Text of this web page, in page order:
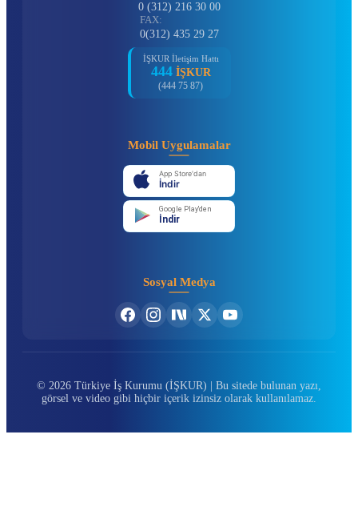
0 (312) 216 30 00
FAX:
0(312) 435 29 27
İŞKUR İletişim Hattı
444 İŞKUR
(444 75 87)
Mobil Uygulamalar
App Store'dan
İndir
Google Play'den
İndir
Sosyal Medya
© 2026 Türkiye İş Kurumu (İŞKUR) | Bu sitede bulunan yazı,
görsel ve video gibi hiçbir içerik izinsiz olarak kullanılamaz.